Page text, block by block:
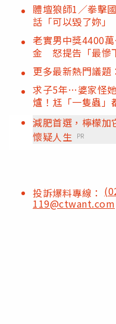
體壇狼師1／拳擊
話「可以毀了妳」
老實男中獎4400
金 怒提告「最慘
更多最新熱門議題
求子5年…婆家怪
爐！尪「一隻蟲」
減肥首選，檸檬加
懷疑人生
PR
投訴爆料專線：
119@ctwant.com